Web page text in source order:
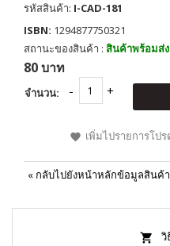
รหัสสินค้า: I-CAD-181
ISBN: 1294877750321
สถานะของสินค้า : สินค้าพร้อมส่ง
80 บาท
จำนวน:
เพิ่มไปรายการโปร
« กลับไปยังหน้าหลักข้อมูลสินค้า
วิ